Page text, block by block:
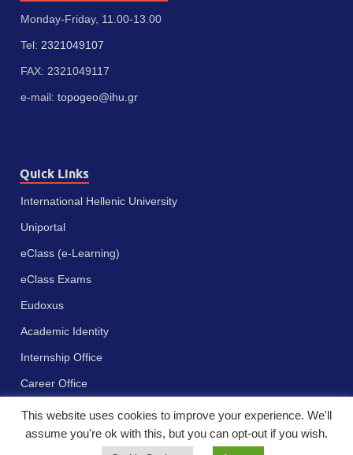
Monday-Friday, 11.00-13.00
Tel: 2321049107
FAX: 2321049117
e-mail: topogeo@ihu.gr
Quick Links
International Hellenic University
Uniportal
eClass (e-Learning)
eClass Exams
Eudoxus
Academic Identity
Internship Office
Career Office
This website uses cookies to improve your experience. We'll
assume you're ok with this, but you can opt-out if you wish.